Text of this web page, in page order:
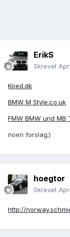
ErikS
Skrevet
Köed.dk
BMW M Style.co.uk
FMW BMW und MB
noen forslag;)
hoegtor
Skrevet
http://